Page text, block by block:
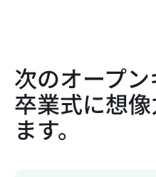
次のオープ
卒業式に想
ます。